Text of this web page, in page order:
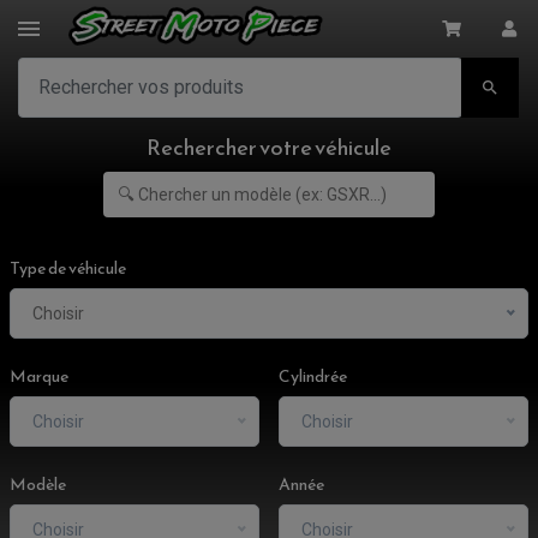
CLIGNOTANT ADAPTABLE, UNIVERSEL
NOS MARQUES

Rechercher votre véhicule
Type de véhicule
Choisir
Marque
Choisir
Cylindrée
Choisir
Modèle
Choisir
Année
Choisir